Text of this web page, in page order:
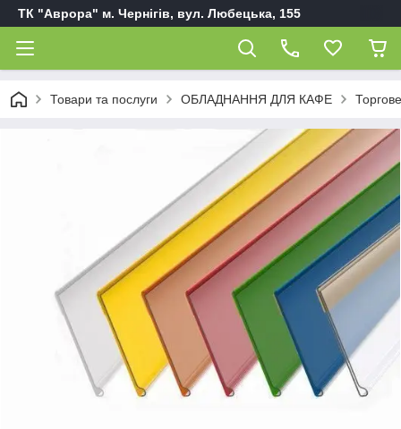
ТК "Аврора" м. Чернігів, вул. Любецька, 155
Товари та послуги ОБЛАДНАННЯ ДЛЯ КАФЕ